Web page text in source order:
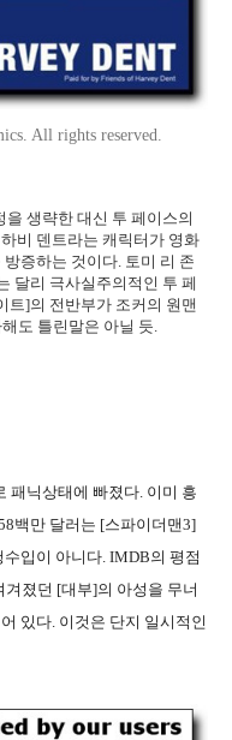
All rights reserved.
생략한 대신 투 페이스의
비 덴트라는 캐릭터가 영화
증하는 것이다. 토미 리 존
달리 극사실주의적인 투 페
트]의 전반부가 조커의 원맨
도 틀린말은 아닐 듯.
패닉상태에 빠졌다. 이미 흥
백만 달러는 [스파이더맨3]
입이 아니다. IMDB의 평점
졌던 [대부]의 아성을 무너
있다. 이것은 단지 일시적인